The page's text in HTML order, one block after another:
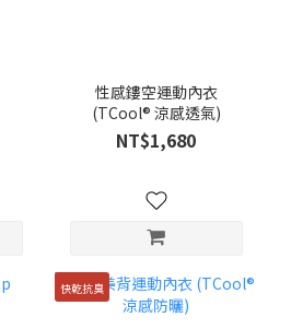
性感鏤空運動內衣
(TCool® 涼感透氣)
NT$1,680
快乾抗臭